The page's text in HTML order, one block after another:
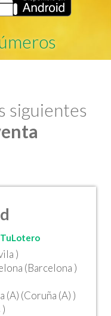
siguientes
)
(Barcelona )
(A) (Coruña (A) )